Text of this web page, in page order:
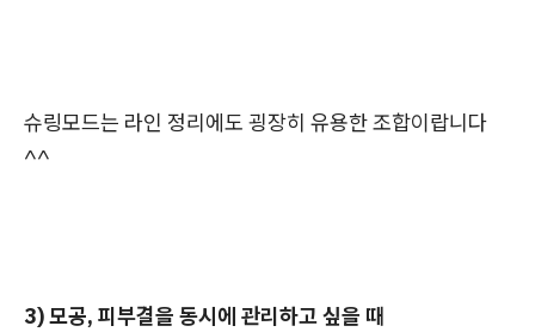
슈링모드는 라인 정리에도 굉장히 유용한 조합이랍니다
^^
3) 모공, 피부결을 동시에 관리하고 싶을 때